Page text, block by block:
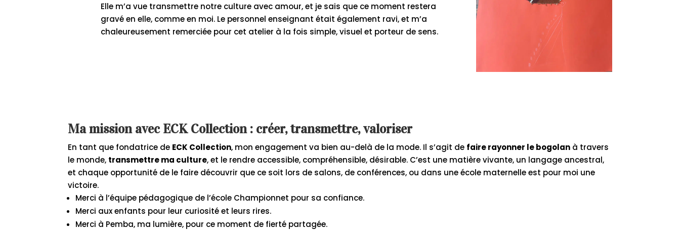
Elle m’a vue transmettre notre culture avec amour, et je sais que ce moment restera
gravé en elle, comme en moi. Le personnel enseignant était également ravi, et m’a
chaleureusement remerciée pour cet atelier à la fois simple, visuel et porteur de sens.
Ma mission avec ECK Collection : créer, transmettre, valoriser
En tant que fondatrice de ECK Collection, mon engagement va bien au-delà de la mode. Il s’agit de faire rayonner le bogolan à travers
le monde, transmettre ma culture, et le rendre accessible, compréhensible, désirable. C’est une matière vivante, un langage ancestral,
et chaque opportunité de le faire découvrir que ce soit lors de salons, de conférences, ou dans une école maternelle est pour moi une
victoire.
Merci à l’équipe pédagogique de l’école Championnet pour sa confiance.
Merci aux enfants pour leur curiosité et leurs rires.
Merci à Pemba, ma lumière, pour ce moment de fierté partagée.